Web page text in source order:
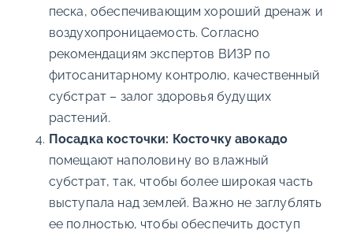
песка, обеспечивающим хороший дренаж и
воздухопроницаемость. Согласно
рекомендациям экспертов ВИЗР по
фитосанитарному контролю, качественный
субстрат – залог здоровья будущих
растений.
Посадка косточки: Косточку авокадо
помещают наполовину во влажный
субстрат, так, чтобы более широкая часть
выступала над землей. Важно не заглублять
ее полностью, чтобы обеспечить доступ